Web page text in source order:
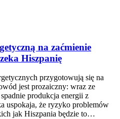
na zaćmienie
Hiszpanię
przygotowują się na
jest prozaiczny: wraz ze
produkcja energii z
uspokaja, że ryzyko problemów
jak Hiszpania będzie to…